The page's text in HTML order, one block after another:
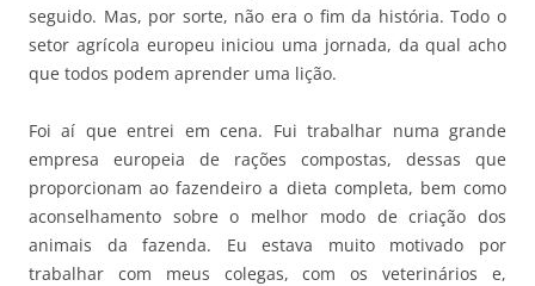
seguido. Mas, por sorte, não era o fim da história. Todo o
setor agrícola europeu iniciou uma jornada, da qual acho
que todos podem aprender uma lição.
Foi aí que entrei em cena. Fui trabalhar numa grande
empresa europeia de rações compostas, dessas que
proporcionam ao fazendeiro a dieta completa, bem como
aconselhamento sobre o melhor modo de criação dos
animais da fazenda. Eu estava muito motivado por
trabalhar com meus colegas, com os veterinários e,